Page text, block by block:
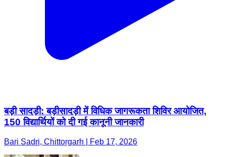
बड़ी सादड़ी: बड़ीसादड़ी में विधिक जागरूकता शिविर आयोजित,
150 विद्यार्थियों को दी गई कानूनी जानकारी
Bari Sadri, Chittorgarh | Feb 17, 2026